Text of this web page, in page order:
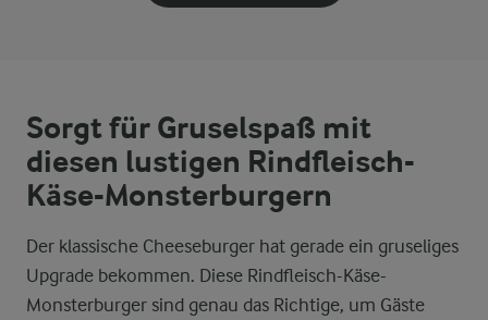
Sorgt für Gruselspaß mit
diesen lustigen Rindfleisch-
Käse-Monsterburgern
Der klassische Cheeseburger hat gerade ein gruseliges
Upgrade bekommen. Diese Rindfleisch-Käse-
Monsterburger sind genau das Richtige, um Gäste